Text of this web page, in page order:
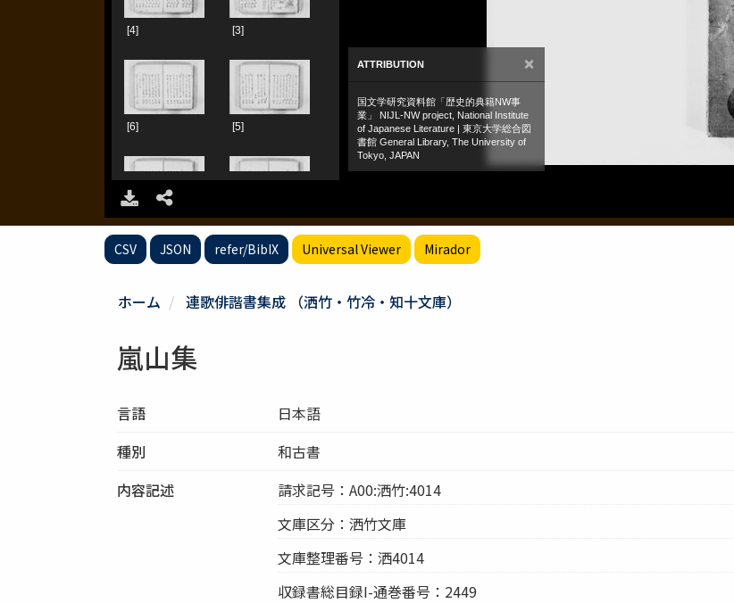
CSV JSON refer/BibIX Universal Viewer Mirador
ホーム 連歌俳諧書集成 （洒竹・竹冷・知十文庫）
嵐山集
言語
日本語
種別
和古書
内容記述
請求記号：A00:洒竹:4014
文庫区分：洒竹文庫
文庫整理番号：洒4014
収録書総目録I-通巻番号：2449